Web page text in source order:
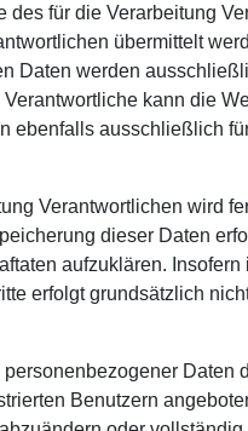
für die Verarbeitung
übermittelt
Daten werden
kann die
ausschließlich
Verantwortlichen wird
dieser Daten
aufzuklären.
erfolgt grundsätzlich
Benutzern